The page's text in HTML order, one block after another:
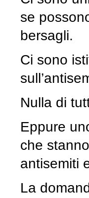
se
bersagli.
Ci sono
Nulla di
Eppure
che
antisemiti
La